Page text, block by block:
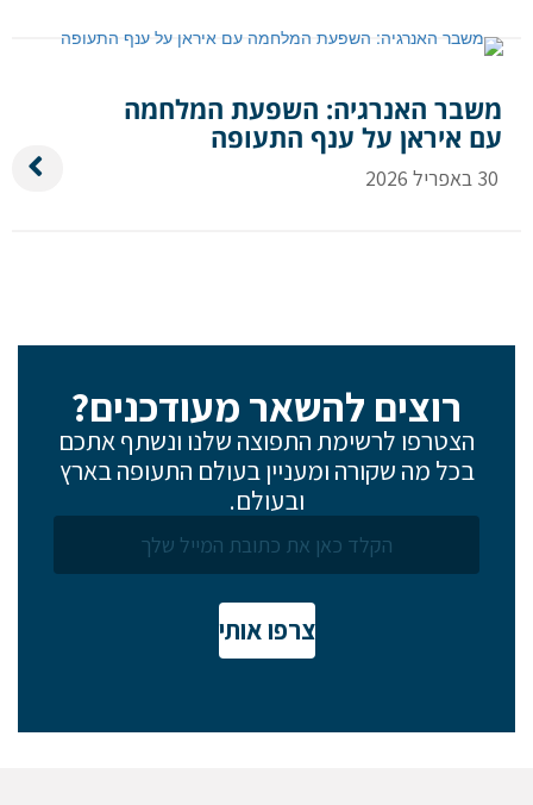
משבר האנרגיה: השפעת המלחמה
עם איראן על ענף התעופה
30 באפריל 2026
רוצים להשאר מעודכנים?
הצטרפו לרשימת התפוצה שלנו ונשתף אתכם
בכל מה שקורה ומעניין בעולם התעופה בארץ
ובעולם.
צרפו אותי